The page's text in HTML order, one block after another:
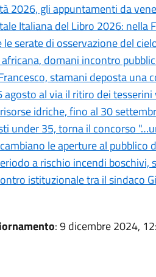
2026, gli appuntamenti da
Italiana del Libro 2026:
le serate di osservazione del
domani incontro
stamani deposta una
agosto al via il ritiro dei
idriche, fino al 30
under 35, torna il concorso
le aperture al pubblico
a rischio incendi boschivi,
istituzionale tra il sindaco
: 9 dicembre 2024,